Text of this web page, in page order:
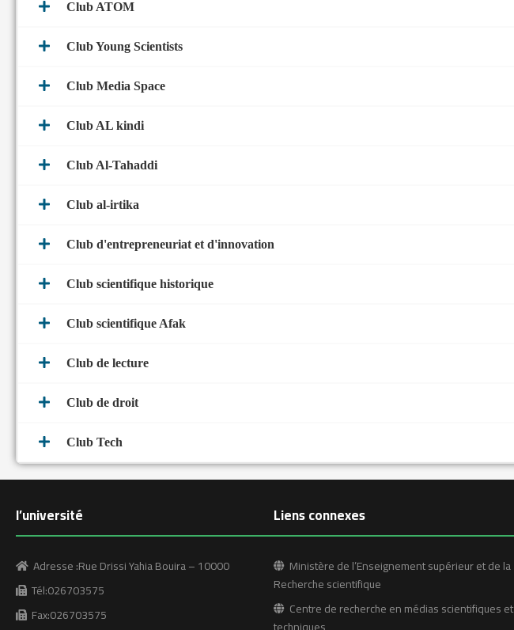
Club ATOM
Club Young Scientists
Club Media Space
Club AL kindi
Club Al-Tahaddi
Club al-irtika
Club d'entrepreneuriat et d'innovation
Club scientifique historique
Club scientifique Afak
Club de lecture
Club de droit
Club Tech
l’université
Adresse :Rue Drissi Yahia Bouira – 10000
Tél:026703575
Fax:026703575
Liens connexes
Ministère de l’Enseignement supérieur et de la
Recherche scientifique
Centre de recherche en médias scientifiques et